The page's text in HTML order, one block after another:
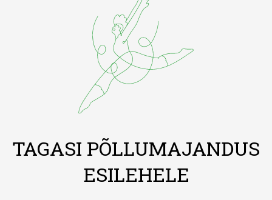
TAGASI PÕLLUMAJANDUS
ESILEHELE